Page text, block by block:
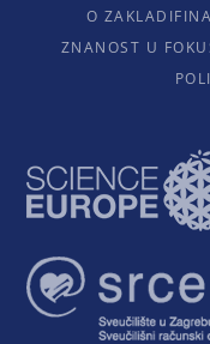
O ZAKLADI
ZNANOST U